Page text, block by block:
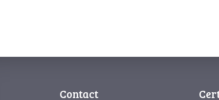
Contact